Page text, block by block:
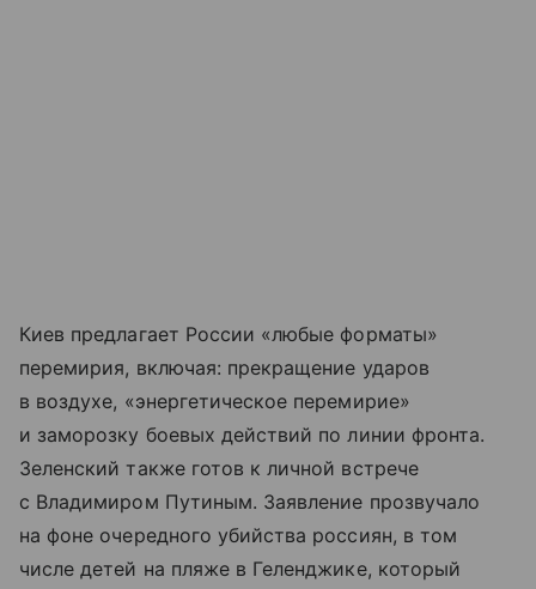
Киев предлагает России «любые форматы»
перемирия, включая: прекращение ударов
в воздухе, «энергетическое перемирие»
и заморозку боевых действий по линии фронта.
Зеленский также готов к личной встрече
с Владимиром Путиным. Заявление прозвучало
на фоне очередного убийства россиян, в том
числе детей на пляже в Геленджике, который